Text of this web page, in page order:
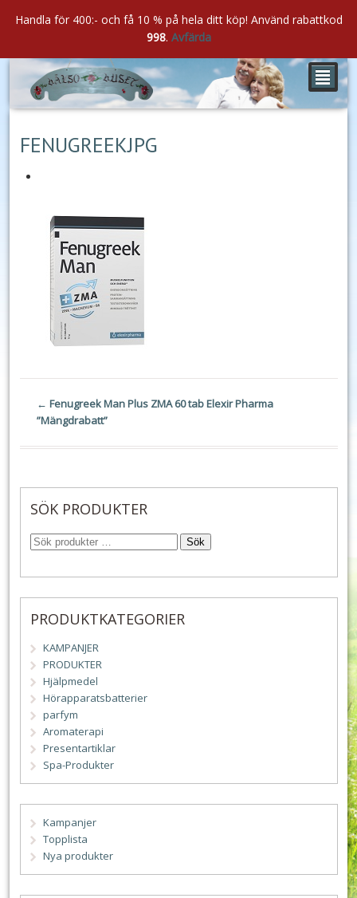
²
FENUGREEKJPG
← Fenugreek Man Plus ZMA 60 tab Elexir Pharma
”Mängdrabatt”
SÖK PRODUKTER
Sök
PRODUKTKATEGORIER
KAMPANJER
PRODUKTER
Hjälpmedel
Hörapparatsbatterier
parfym
Aromaterapi
Presentartiklar
Spa-Produkter
Kampanjer
Topplista
Nya produkter
Handla för 400:- och få 10 % på hela ditt köp! Använd rabattkod
998. Avfärda